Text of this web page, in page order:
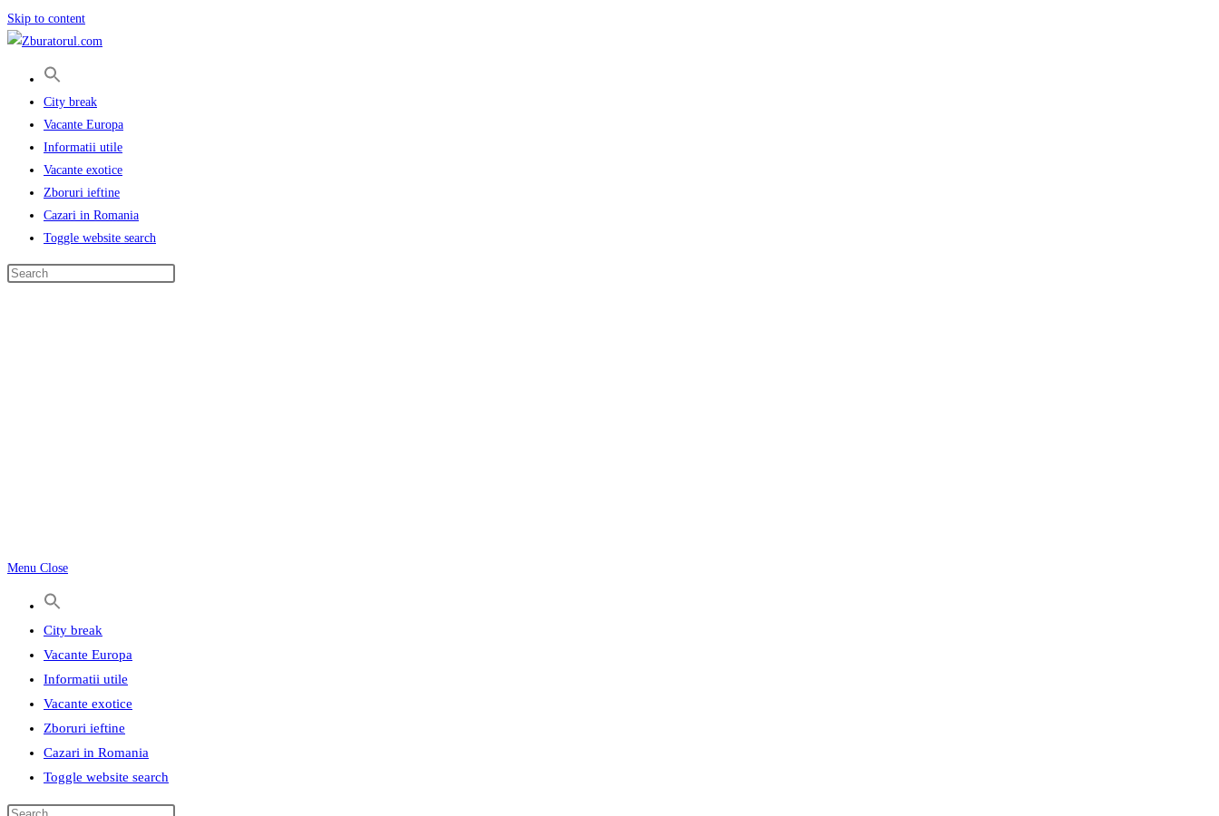
Skip to content
City break
Vacante Europa
Informatii utile
Vacante exotice
Zboruri ieftine
Cazari in Romania
Toggle website search
Menu Close
City break
Vacante Europa
Informatii utile
Vacante exotice
Zboruri ieftine
Cazari in Romania
Toggle website search